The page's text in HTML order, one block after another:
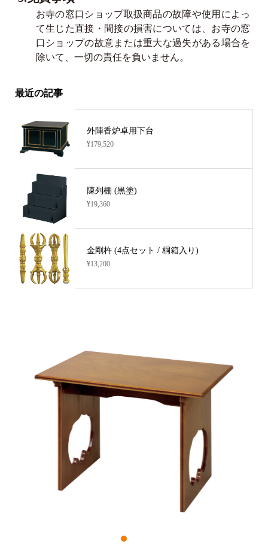
お寺の窓口ショップ取扱商品の故障や使用によっ
て生じた直接・間接の損害については、お寺の窓
口ショップの故意または重大な過失がある場合を
除いて、一切の責任を負いません。
最近の記事
外陣香炉卓用下台
¥179,520
陳列棚 (黒塗)
¥19,360
金剛杵 (4点セット / 桐箱入り)
¥13,200
1